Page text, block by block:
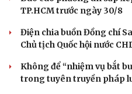
TP.HCM trước ngày 30/8
Điện chia buồn Đồng chí
Chủ tịch Quốc hội nước
Không để “nhiệm vụ bắt
trong tuyên truyền pháp